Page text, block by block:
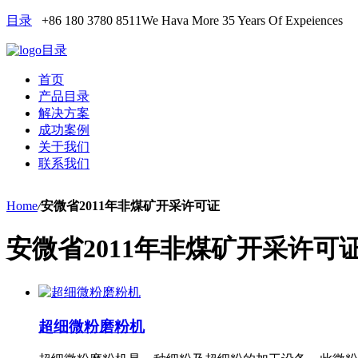
目录 +86 180 3780 8511We Hava More 35 Years Of Expeiences
目录
首页
产品目录
解决方案
成功案例
关于我们
联系我们
Home/安微省2011年非煤矿开采许可证
安微省2011年非煤矿开采许可
超细微粉磨粉机